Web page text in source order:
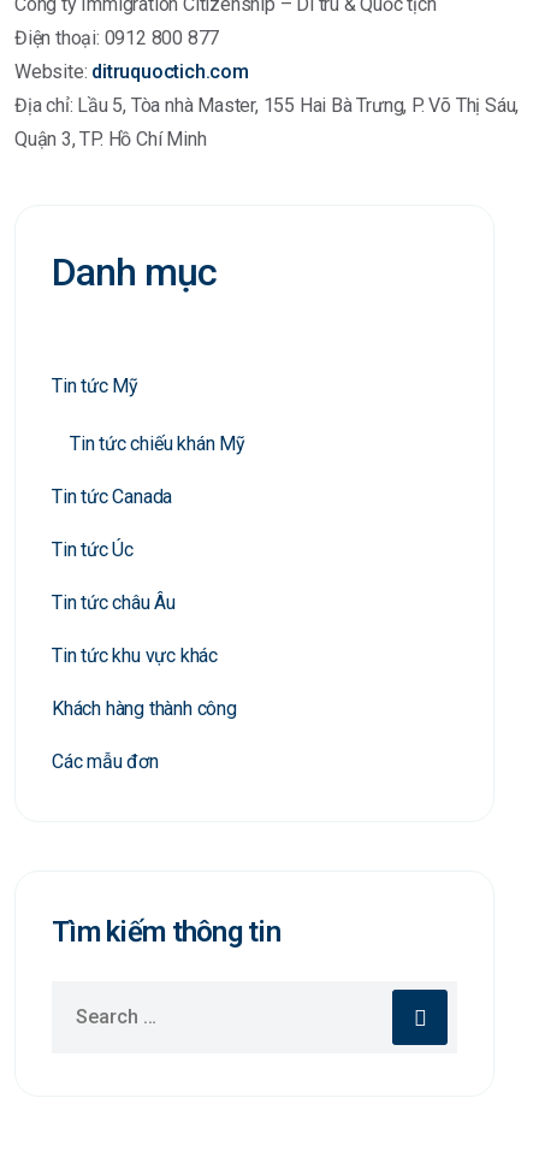
Danh mục
Tin tức Mỹ
Tin tức chiếu khán Mỹ
Tin tức Canada
Tin tức Úc
Tin tức châu Âu
Tin tức khu vực khác
Khách hàng thành công
Các mẫu đơn
Tìm kiếm thông tin
Điện thoại: 0912 800 877
Website: ditruquoctich.com
Địa chỉ: Lầu 5, Tòa nhà Master, 155 Hai Bà Trưng, P. Võ Thị Sáu,
Quận 3, TP. Hồ Chí Minh